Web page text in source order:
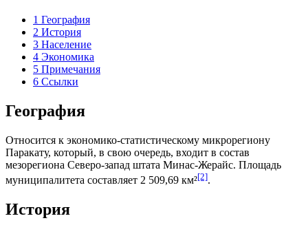
1 География
2 История
3 Население
4 Экономика
5 Примечания
6 Ссылки
География
Относится к экономико-статистическому микрорегиону
Паракату, который, в свою очередь, входит в состав
мезорегиона Северо-запад штата Минас-Жерайс. Площадь
муниципалитета составляет 2 509,69 км²[2].
История